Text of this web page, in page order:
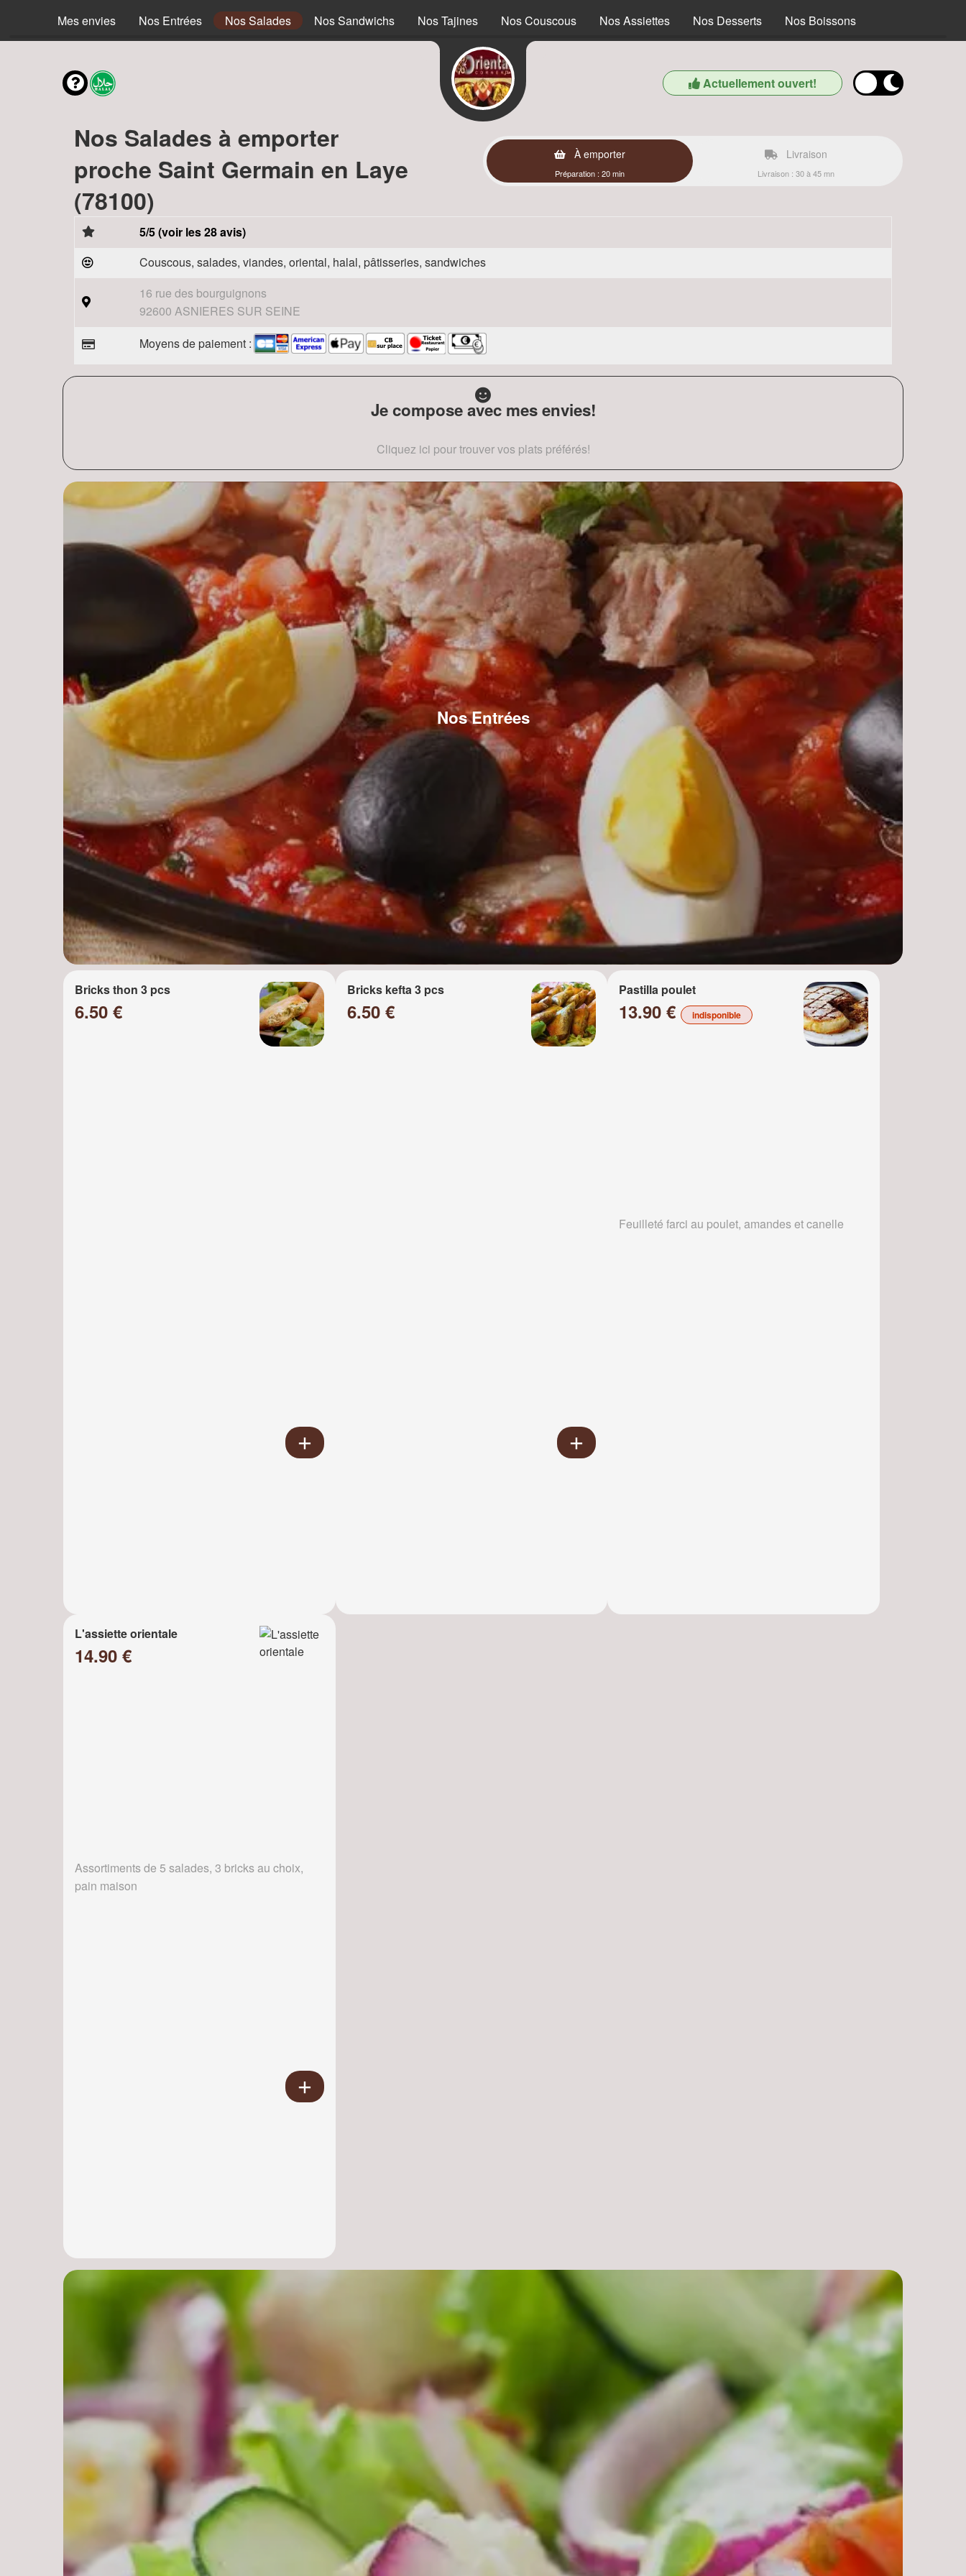
Mes envies Nos Entrées Nos Salades Nos Sandwichs Nos Tajines Nos Couscous Nos Assiettes Nos Desserts Nos Boissons
Actuellement ouvert!
Nos Salades à emporter
proche Saint Germain en Laye
(78100)
À emporter
Préparation : 20 min
Livraison
Livraison : 30 à 45 mn
5/5 (voir les 28 avis)
Couscous, salades, viandes, oriental, halal, pâtisseries, sandwiches
16 rue des bourguignons
92600 ASNIERES SUR SEINE
Moyens de paiement :
Je compose avec mes envies!
Cliquez ici pour trouver vos plats préférés!
Nos Entrées
Bricks thon 3 pcs
6.50 €
Bricks kefta 3 pcs
6.50 €
Pastilla poulet
13.90 € indisponible
Feuilleté farci au poulet, amandes et canelle
L'assiette orientale
14.90 €
Assortiments de 5 salades, 3 bricks au choix,
pain maison